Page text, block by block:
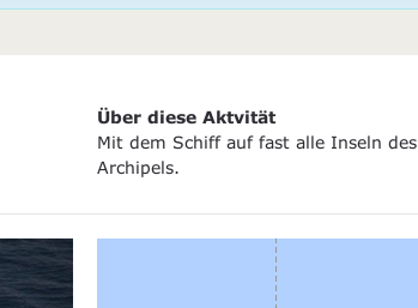
Über diese Aktvität
Mit dem Schiff auf fast alle Inseln des
Archipels.